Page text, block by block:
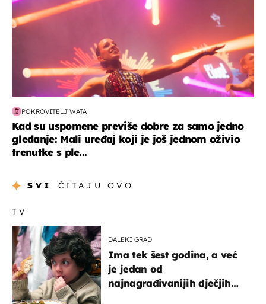
POKROVITELJ WATA
Kad su uspomene previše dobre za samo jedno
gledanje: Mali uređaj koji je još jednom oživio
trenutke s ple...
SVI ČITAJU OVO
TV
DALEKI GRAD
Ima tek šest godina, a već
je jedan od
najnagrađivanijih dječjih